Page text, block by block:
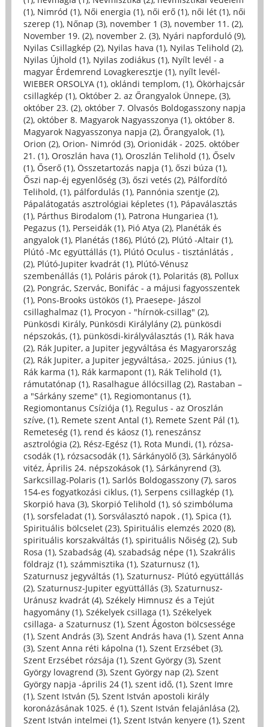
(1), Nimród (1), Női energia (1), női erő (1), női lét (1), női
szerep (1), Nőnap (3), november 1 (3), november 11. (2),
November 19. (2), november 2. (3), Nyári napforduló (9),
Nyilas Csillagkép (2), Nyilas hava (1), Nyilas Telihold (2),
Nyilas Újhold (1), Nyilas zodiákus (1), Nyílt levél - a
magyar Érdemrend Lovagkeresztje (1), nyílt levél-
WIEBER ORSOLYA (1), oklándi templom, (1), Ökörhajcsár
csillagkép (1), Október 2. az Őrangyalok Ünnepe, (3),
október 23. (2), október 7. Olvasós Boldogasszony napja
(2), október 8. Magyarok Nagyasszonya (1), október 8.
Magyarok Nagyasszonya napja (2), Őrangyalok, (1),
Orion (2), Orion- Nimród (3), Orionidák - 2025. október
21. (1), Oroszlán hava (1), Oroszlán Telihold (1), Őselv
(1), Őserő (1), Összetartozás napja (1), őszi búza (1),
Őszi nap-éj egyenlőség (3), őszi vetés (2), Pálfordító
Telihold, (1), pálfordulás (1), Pannónia szentje (2),
Pápalátogatás asztrológiai képletes (1), Pápaválasztás
(1), Párthus Birodalom (1), Patrona Hungariea (1),
Pegazus (1), Perseidák (1), Pió Atya (2), Planéták és
angyalok (1), Planétás (186), Plútó (2), Plútó -Altair (1),
Plútó -Mc együttállás (1), Plútó Oculus - tisztánlátás ,
(2), Plútó-Jupiter kvadrát (1), Plútó-Vénusz
szembenállás (1), Poláris párok (1), Polaritás (8), Pollux
(2), Pongrác, Szervác, Bonifác - a májusi fagyosszentek
(1), Pons-Brooks üstökös (1), Praesepe- Jászol
csillaghalmaz (1), Procyon - "hírnök-csillag" (2),
Pünkösdi Király, Pünkösdi Királylány (2), pünkösdi
népszokás, (1), pünkösdi-királyválasztás (1), Rák hava
(2), Rák Jupiter, a Jupiter jegyváltása és Magyarország
(2), Rák Jupiter, a Jupiter jegyváltása,- 2025. június (1),
Rák karma (1), Rák karmapont (1), Rák Telihold (1),
rámutatónap (1), Rasalhague állócsillag (2), Rastaban –
a "Sárkány szeme" (1), Regiomontanus (1),
Regiomontanus Csíziója (1), Regulus - az Oroszlán
szíve, (1), Remete szent Antal (1), Remete Szent Pál (1),
Remeteség (1), rend és káosz (1), reneszánsz
asztrológia (2), Rész-Egész (1), Rota Mundi, (1), rózsa-
csodák (1), rózsacsodák (1), Sárkányölő (3), Sárkányölő
vitéz, Április 24. népszokások (1), Sárkányrend (3),
Sarkcsillag-Polaris (1), Sarlós Boldogasszony (7), saros
154-es fogyatkozási ciklus, (1), Serpens csillagkép (1),
Skorpió hava (3), Skorpió Telihold (1), só szimbóluma
(1), sorsfeladat (1), Sorsválasztó napok , (1), Spica (1),
Spirituális bölcselet (23), Spirituális elemzés 2020 (8),
spirituális korszakváltás (1), spirituális Nőiség (2), Sub
Rosa (1), Szabadság (4), szabadság népe (1), Szakrális
földrajz (1), számmisztika (1), Szaturnusz (1),
Szaturnusz jegyváltás (1), Szaturnusz- Plútó együttállás
(2), Szaturnusz-Jupiter együttállás (3), Szaturnusz-
Uránusz kvadrát (4), Székely Himnusz és a Tejút
hagyomány (1), Székelyek csillaga (1), Székelyek
csillaga- a Szaturnusz (1), Szent Ágoston bölcsessége
(1), Szent András (3), Szent András hava (1), Szent Anna
(3), Szent Anna réti kápolna (1), Szent Erzsébet (3),
Szent Erzsébet rózsája (1), Szent György (3), Szent
György lovagrend (3), Szent György nap (2), Szent
György napja -április 24 (1), szent idő, (1), Szent Imre
(1), Szent István (5), Szent István apostoli király
koronázásának 1025. é (1), Szent István felajánlása (2),
Szent István intelmei (1), Szent István kenyere (1), Szent